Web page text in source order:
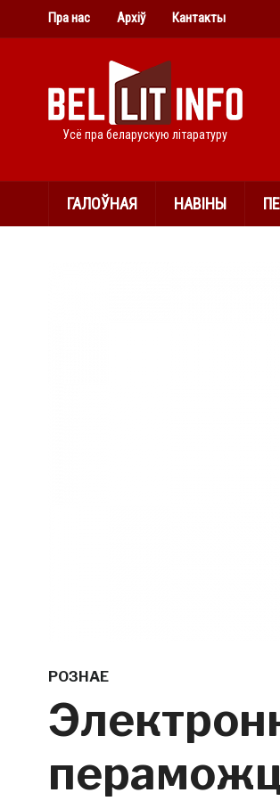
Пра нас Архіў Кантакты
Усё пра беларускую літаратуру
ГАЛОЎНАЯ НАВІНЫ
РОЗНАЕ